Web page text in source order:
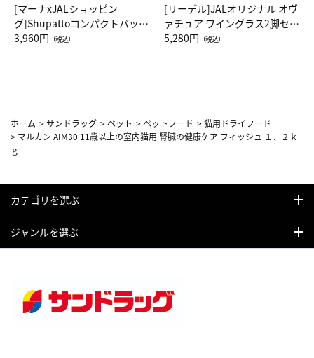
[マーナxJALショッピン
グ]Shupattoコンパクトバッグ
Drop JAL客室乗務員（LC）ス
3,960円 （税込）
[リーデル]JALオリジナル オヴ
ァチュア ワイングラス2脚セッ
ト（レッドワイン）
5,280円 （税込）
ホーム >サンドラッグ >ペット >ペットフード >猫用ドライフード
> マルカン AIM30 11歳以上の室内猫用 腎臓の健康ケア フィッシュ １．２ｋ
ｇ
カテゴリを選ぶ
ジャンルを選ぶ